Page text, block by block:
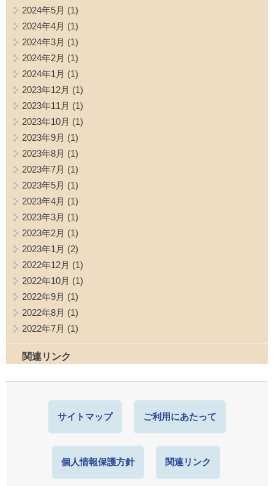
2024年5月 (1)
2024年4月 (1)
2024年3月 (1)
2024年2月 (1)
2024年1月 (1)
2023年12月 (1)
2023年11月 (1)
2023年10月 (1)
2023年9月 (1)
2023年8月 (1)
2023年7月 (1)
2023年5月 (1)
2023年4月 (1)
2023年3月 (1)
2023年2月 (1)
2023年1月 (2)
2022年12月 (1)
2022年10月 (1)
2022年9月 (1)
2022年8月 (1)
2022年7月 (1)
関連リンク
サイトマップ ご利用にあたって
個人情報保護方針 関連リンク